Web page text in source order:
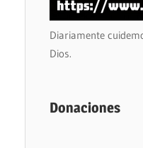
Diariamente
Dios.
Donaciones